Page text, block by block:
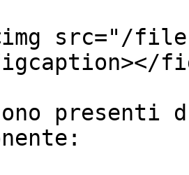
src="/
presenti